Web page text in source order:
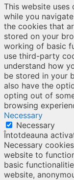
This website
while you
the cookies that
stored on your
working of basic
use third-party
understand how
be stored in your
also have the
opting out of
browsing
Necessary
Necessary
Întotdeauna
Necessary
website to
basic
website,